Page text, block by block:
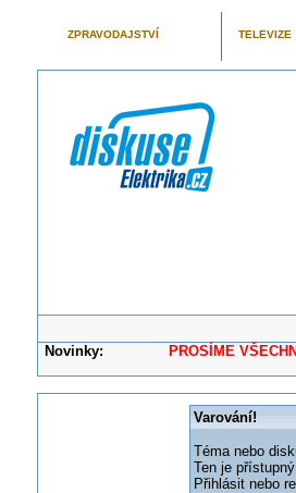
ZPRAVODAJSTVÍ TELEVIZE
Novinky: PROSÍME VŠECHNY
Varování!
Téma nebo
Ten je
Přihlásit nebo